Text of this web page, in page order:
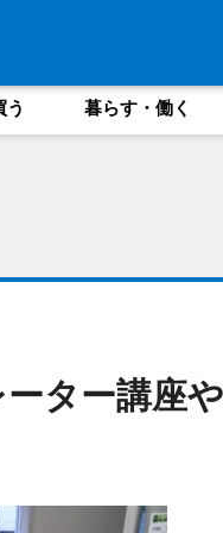
う 暮らす・働く
ター講座